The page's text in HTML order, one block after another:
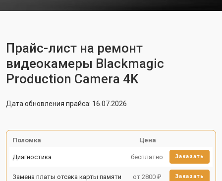
Прайс-лист на ремонт
видеокамеры Blackmagic
Production Camera 4K
Дата обновления прайса: 16.07.2026
Поломка Цена
Диагностика бесплатно Заказать
Замена платы отсека карты памяти от 2800 ₽ Заказать